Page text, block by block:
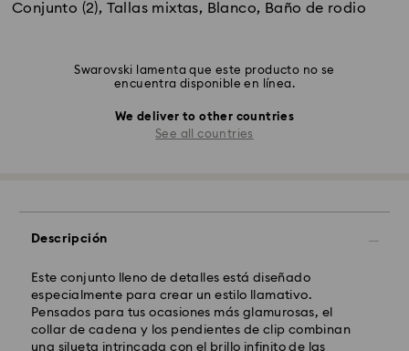
Conjunto (2), Tallas mixtas, Blanco, Baño de rodio
Swarovski lamenta que este producto no se
encuentra disponible en línea.
We deliver to other countries
See all countries
Descripción
Este conjunto lleno de detalles está diseñado
especialmente para crear un estilo llamativo.
Pensados para tus ocasiones más glamurosas, el
collar de cadena y los pendientes de clip combinan
una silueta intrincada con el brillo infinito de las